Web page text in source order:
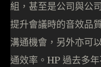
組，甚至是公司與公
提升會議時的音效品
溝通機會，另外亦可
通效率。HP 過去多